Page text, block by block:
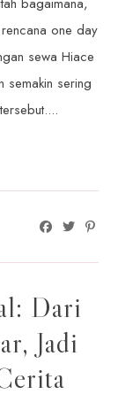
one day
sewa Hiace
semakin sering
Dari
Jadi